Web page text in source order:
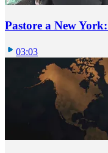
Pastore a New
03:03